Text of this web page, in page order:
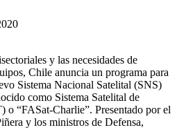
y las necesidades de
Chile anuncia un programa para
Sistema Nacional Satelital (SNS)
como Sistema Satelital de
o “FASat-Charlie”. Presentado por el
y los ministros de Defensa,